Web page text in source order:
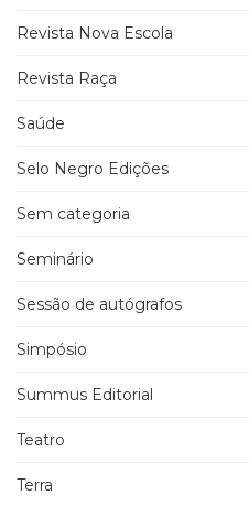
Revista Nova Escola
Revista Raça
Saúde
Selo Negro Edições
Sem categoria
Seminário
Sessão de autógrafos
Simpósio
Summus Editorial
Teatro
Terra